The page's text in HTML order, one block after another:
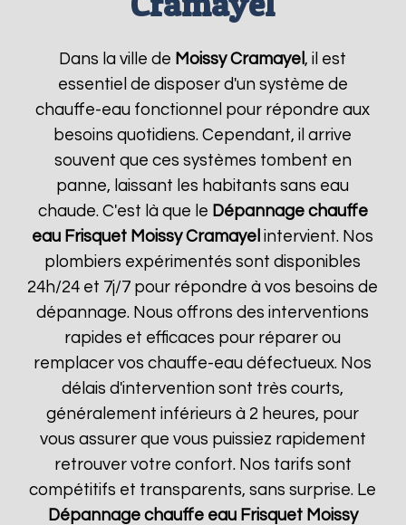
Dans la ville de Moissy Cramayel, il est
essentiel de disposer d'un système de
chauffe-eau fonctionnel pour répondre aux
besoins quotidiens. Cependant, il arrive
souvent que ces systèmes tombent en
panne, laissant les habitants sans eau
chaude. C'est là que le Dépannage chauffe
eau Frisquet Moissy Cramayel intervient. Nos
plombiers expérimentés sont disponibles
24h/24 et 7j/7 pour répondre à vos besoins de
dépannage. Nous offrons des interventions
rapides et efficaces pour réparer ou
remplacer vos chauffe-eau défectueux. Nos
délais d'intervention sont très courts,
généralement inférieurs à 2 heures, pour
vous assurer que vous puissiez rapidement
retrouver votre confort. Nos tarifs sont
compétitifs et transparents, sans surprise. Le
Dépannage chauffe eau Frisquet Moissy